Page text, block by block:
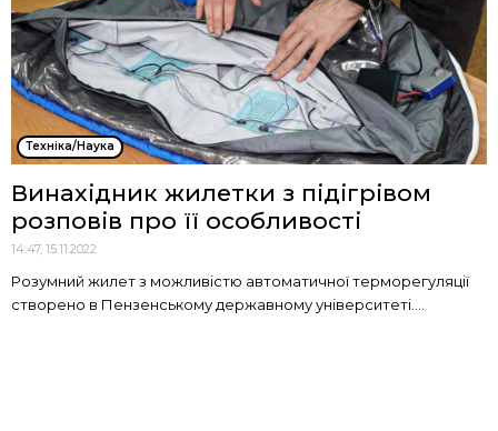
Техніка/Наука
Винахідник жилетки з підігрівом
розповів про її особливості
14:47, 15.11.2022
Розумний жилет з можливістю автоматичної терморегуляції
створено в Пензенському державному університеті....